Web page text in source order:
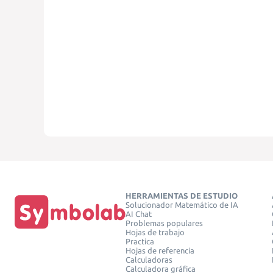
HERRAMIENTAS DE ESTUDIO
Solucionador Matemático de IA
AI Chat
Problemas populares
Hojas de trabajo
Practica
Hojas de referencia
Calculadoras
Calculadora gráfica